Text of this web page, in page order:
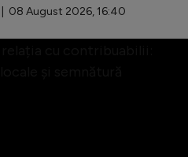
| 08 August 2026, 16:40